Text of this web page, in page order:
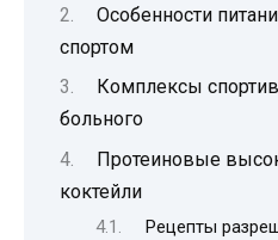
Особенности
спортом
Комплексы
больного
Протеиновые
коктейли
Рецепты